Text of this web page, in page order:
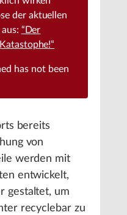
der aktuellen
“Der
has not been
bereits
von
werden mit
entwickelt,
gestaltet, um
recyclebar zu